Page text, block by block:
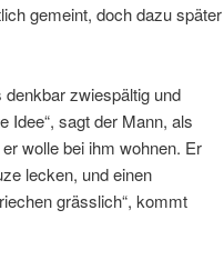
gemeint, doch dazu später
zwiespältig und
Idee“, sagt der Mann, als
wolle bei ihm wohnen. Er
lecken, und einen
grässlich“, kommt